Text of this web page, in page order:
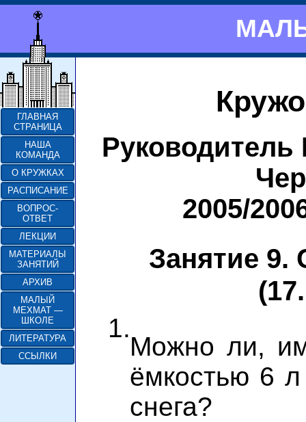
ГЛАВНАЯ
СТРАНИЦА
НАША
КОМАНДА
О КРУЖКАХ
РАСПИСАНИЕ
ВОПРОС-
ОТВЕТ
ЛЕКЦИИ
МАТЕРИАЛЫ
ЗАНЯТИЙ
АРХИВ
МАЛЫЙ
МЕХМАТ —
ШКОЛЕ
ЛИТЕРАТУРА
ССЫЛКИ
Руководитель
2005/
Занятие
1.
Можно ли,
ёмкостью 6
снега?